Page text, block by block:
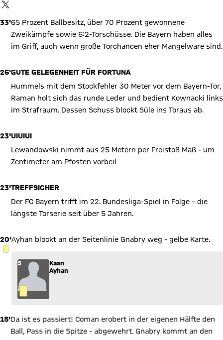
TWITTER-BEITRAG
Einwilligungslösungändern. Details: Datenschutzerklärung
33'65 Prozent Ballbesitz, über 70 Prozent gewonnene
Zweikämpfe sowie 6:2-Torschüsse. Die Bayern haben alles
im Griff, auch wenn große Torchancen eher Mangelware sind.
26'GUTE GELEGENHEIT FÜR FORTUNA
Hummels mit dem Stockfehler 30 Meter vor dem Bayern-Tor,
Raman holt sich das runde Leder und bedient Kownacki links
im Strafraum. Dessen Schuss blockt Süle ins Toraus ab.
23'UIUIUI
Lewandowski nimmt aus 25 Metern per Freistoß Maß - um
Zentimeter am Pfosten vorbei!
23'TREFFSICHER
Der FC Bayern trifft im 22. Bundesliga-Spiel in Folge – die
längste Torserie seit über 5 Jahren.
20'
GELBE KARTE
Ayhan blockt an der Seitenlinie Gnabry weg - gelbe Karte.
5
Kaan
Ayhan
15'Da ist es passiert! Coman erobert in der eigenen Hälfte den
Ball, Pass in die Spitze - abgewehrt. Gnabry kommt an den